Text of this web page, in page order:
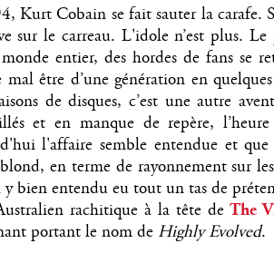
Kurt Cobain se fait sauter la carafe.
sur le carreau. L'idole n’est plus.
entier, des hordes de fans se
être d’une génération en
de disques, c’est une autre
et en manque de repère,
l'affaire semble entendue et
en terme de rayonnement sur
bien entendu eu tout un tas de
rachitique à la tête deThe
portant le nom de Highly Evolved.